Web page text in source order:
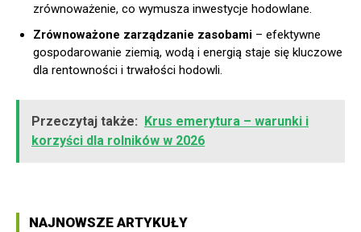
zrównoważenie, co wymusza inwestycje hodowlane.
Zrównoważone zarządzanie zasobami – efektywne
gospodarowanie ziemią, wodą i energią staje się kluczowe
dla rentowności i trwałości hodowli.
Przeczytaj także: Krus emerytura – warunki i
korzyści dla rolników w 2026
NAJNOWSZE ARTYKUŁY